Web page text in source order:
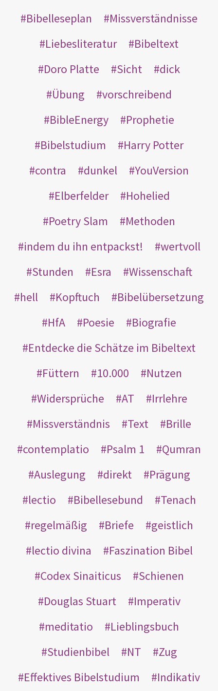
Bibelleseplan
Missverständnisse
Liebesliteratur
Bibeltext
Doro Platte
Sicht
dick
Übung
vorschreibend
BibleEnergy
Prophetie
Bibelstudium
Harry Potter
contra
dunkel
YouVersion
Elberfelder
Hohelied
Poetry Slam
Methoden
indem du ihn entpackst!
wertvoll
Stunden
Esra
Wissenschaft
hell
Kopftuch
Bibelübersetzung
HfA
Poesie
Biografie
Entdecke die Schätze im Bibeltext
Füttern
10.000
Nutzen
Widersprüche
AT
Irrlehre
Missverständnis
Text
Brille
contemplatio
Psalm 1
Qumran
Auslegung
direkt
Prägung
lectio
Bibellesebund
Tenach
regelmäßig
Briefe
geistlich
lectio divina
Faszination Bibel
Codex Sinaiticus
Schienen
Douglas Stuart
Imperativ
meditatio
Lieblingsbuch
Studienbibel
NT
Zug
Effektives Bibelstudium
Indikativ